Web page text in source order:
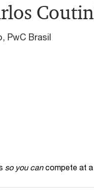
PwC Brasil
so you can compete at